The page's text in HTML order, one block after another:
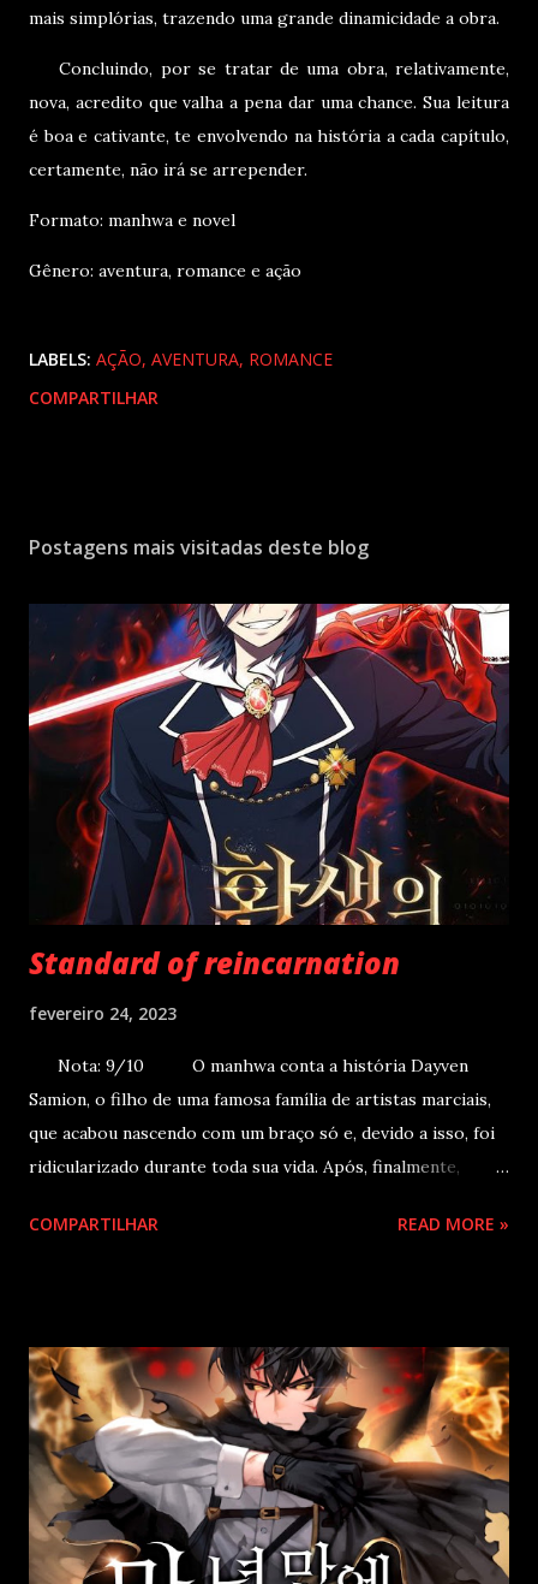
mais simplórias, trazendo uma grande dinamicidade a obra.
Concluindo, por se tratar de uma obra, relativamente,
nova, acredito que valha a pena dar uma chance. Sua leitura
é boa e cativante, te envolvendo na história a cada capítulo,
certamente, não irá se arrepender.
Formato: manhwa e novel
Gênero: aventura, romance e ação
LABELS: AÇÃO AVENTURA ROMANCE
COMPARTILHAR
Postagens mais visitadas deste blog
Standard of reincarnation
fevereiro 24, 2023
Nota: 9/10 O manhwa conta a história Dayven
Samion, o filho de uma famosa família de artistas marciais,
que acabou nascendo com um braço só e, devido a isso, foi
ridicularizado durante toda sua vida. Após, finalmente,
costas e morto pelo seu próprio irmão, assim, ele acaba
família Samion, é um soldado marcial com um braço só, sem
o braço direito. Apesar da ridicularização e do desprezo
que recebeu por ter apenas o braço esquerdo, ele superou
os descendentes diretos da família Samion como um gênio.
No entanto, ele acabou sendo traído por seus pais e por
sua família, tendo assim um final triste. Mas ele reencarnou.
“Eu tenho um braço direito?” Ele tinha uma nova tradição
COMPARTILHAR READ MORE »